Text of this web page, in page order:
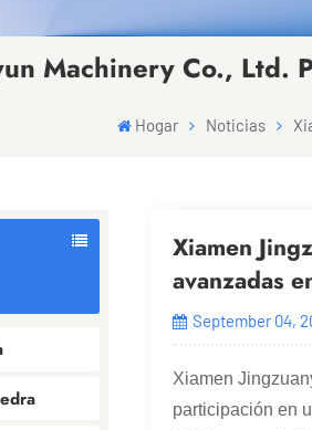
Machinery Co., Ltd.
Hogar Noticias
Xiamen
avanzadas
September 04,
Xiamen
participación en